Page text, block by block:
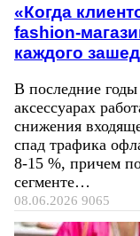
«Когда
fashion-
каждого
В последние
аксессуарах
снижения
спад трафика
8-15 %, причем
сегменте…
08.06.2026 9065